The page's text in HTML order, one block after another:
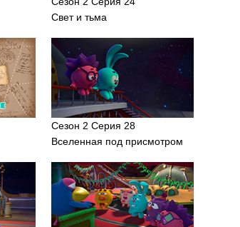
Свет и тьма
Сезон 2 Серия 28
Вселенная под присмотром